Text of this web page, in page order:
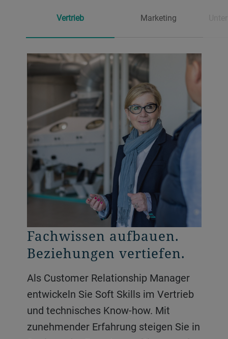
Vertrieb Marketing
Fachwissen aufbauen.
Beziehungen vertiefen.
Als Customer Relationship Manager
entwickeln Sie Soft Skills im Vertrieb
und technisches Know-how. Mit
zunehmender Erfahrung steigen Sie in
Unsere Geschichte in die
Welt tragen
Von Produkteinführungen bis hin zu
globalen Kampagnen – unsere
Marketingteams erstellen Inhalte, die
Anklang finden. In enger
Strategie entwickeln.
Netzwerke aufbauen.
Wachstum vorantreiben.
Der Bereich Corporate Sales agiert auf
strategischer Ebene und gestaltet die
Vertriebsstruktur, Governance und